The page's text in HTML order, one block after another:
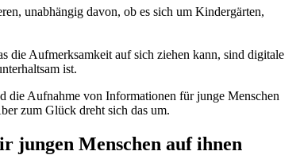
unabhängig davon, ob es sich um Kindergärten,
die Aufmerksamkeit auf sich ziehen kann, sind digitale
ist.
Aufnahme von Informationen für junge Menschen
zum Glück dreht sich das um.
jungen Menschen auf ihnen